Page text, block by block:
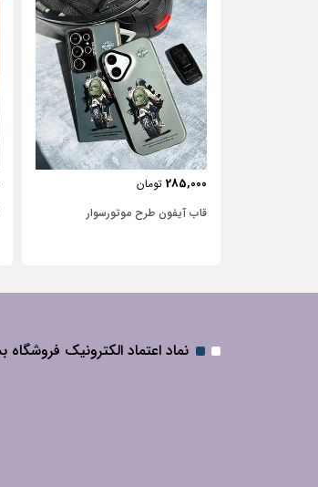
285,000 تومان
قاب آیفون طرح موتور‌سوار
نماد اعتماد الکترونیک فروشگاه